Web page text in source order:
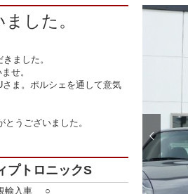
した。
ました。
せ。
ま。ポルシェを通して意気
うございました。
プトロニックS
輸入車
○